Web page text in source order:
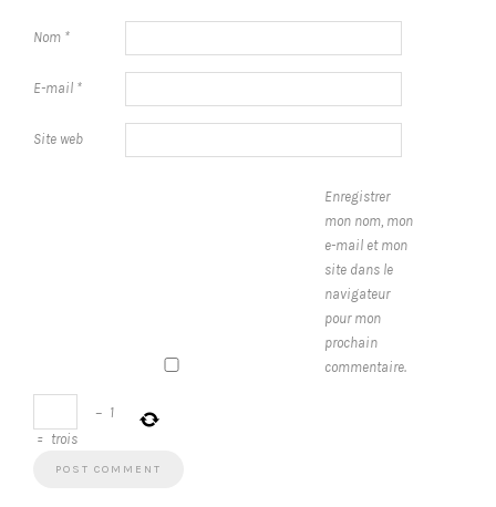
Nom *
E-mail *
Site web
Enregistrer
mon nom, mon
e-mail et mon
site dans le
navigateur
pour mon
prochain
commentaire.
− 1
= trois